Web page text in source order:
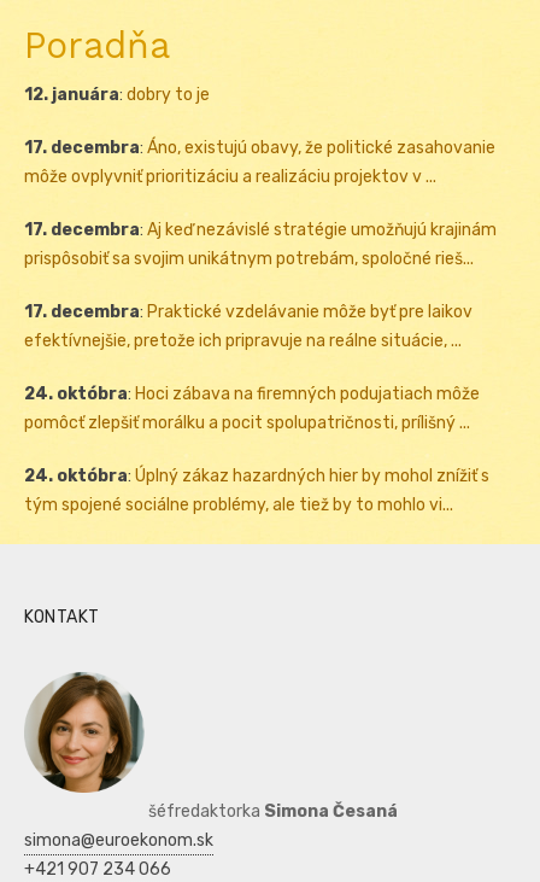
Poradňa
12. januára: dobry to je
17. decembra: Áno, existujú obavy, že politické zasahovanie
môže ovplyvniť prioritizáciu a realizáciu projektov v ...
17. decembra: Aj keď nezávislé stratégie umožňujú krajinám
prispôsobiť sa svojim unikátnym potrebám, spoločné rieš...
17. decembra: Praktické vzdelávanie môže byť pre laikov
efektívnejšie, pretože ich pripravuje na reálne situácie, ...
24. októbra: Hoci zábava na firemných podujatiach môže
pomôcť zlepšiť morálku a pocit spolupatričnosti, prílišný ...
24. októbra: Úplný zákaz hazardných hier by mohol znížiť s
tým spojené sociálne problémy, ale tiež by to mohlo vi...
KONTAKT
šéfredaktorka Simona Česaná
simona@euroekonom.sk
+421 907 234 066